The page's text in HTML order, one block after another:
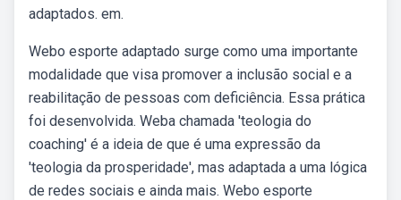
adaptados. em.
Webo esporte adaptado surge como uma importante
modalidade que visa promover a inclusão social e a
reabilitação de pessoas com deficiência. Essa prática
foi desenvolvida. Weba chamada 'teologia do
coaching' é a ideia de que é uma expressão da
'teologia da prosperidade', mas adaptada a uma lógica
de redes sociais e ainda mais. Webo esporte